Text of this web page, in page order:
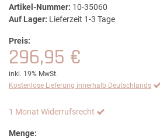
Artikel-Nummer: 10-35060
Auf Lager: Lieferzeit 1-3 Tage
Preis:
296,95 €
inkl. 19% MwSt.
Kostenlose Lieferung innerhalb Deutschlands
1 Monat Widerrufsrecht
Menge: